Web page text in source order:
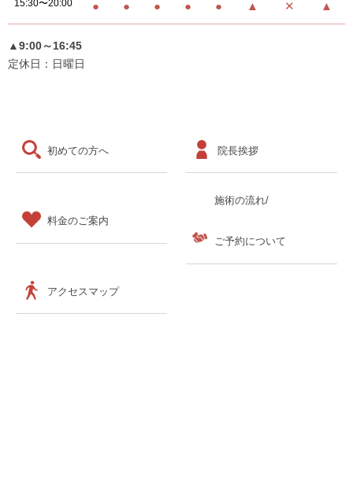
初めての方へ 院長挨拶
料金のご案内
施術の流れ/
ご予約について
アクセスマップ
15:30〜20:00 ● ● ● ● ● ▲ ✕ ▲
▲9:00～16:45
定休日：日曜日